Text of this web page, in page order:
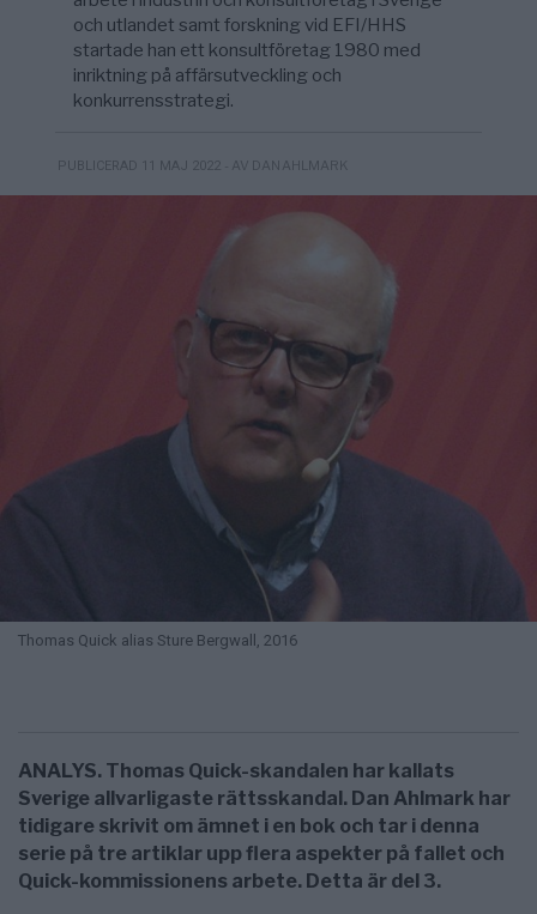
och utlandet samt forskning vid EFI/HHS
startade han ett konsultföretag 1980 med
inriktning på affärsutveckling och
konkurrensstrategi.
PUBLICERAD 11 MAJ 2022 - AV DAN AHLMARK
Thomas Quick alias Sture Bergwall, 2016
ANALYS. Thomas Quick-skandalen har kallats
Sverige allvarligaste rättsskandal. Dan Ahlmark har
tidigare skrivit om ämnet i en bok och tar i denna
serie på tre artiklar upp flera aspekter på fallet och
Quick-kommissionens arbete. Detta är del 3.